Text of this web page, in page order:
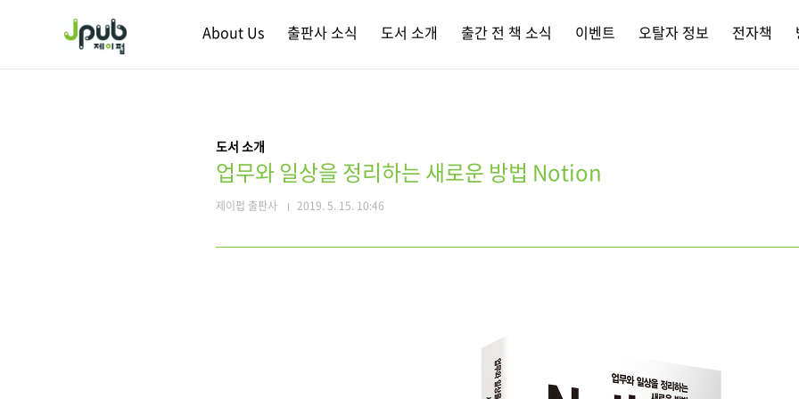
About Us 출판사 소식 도서 소개 출간 전 책 소식 이벤트 오탈자 정보 전자책
도서 소개
업무와 일상을 정리하는 새로운 방법 Notion
제이펍 출판사 2019. 5. 15. 10:46